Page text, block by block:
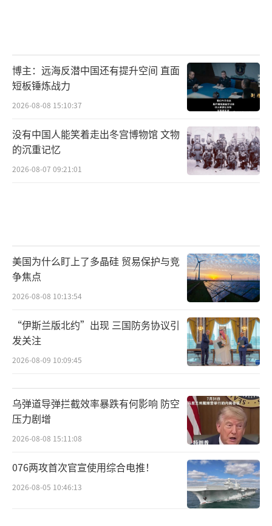
博主：远海反潜中国还有提升空间 直面
短板锤炼战力
2026-08-08 15:10:37
没有中国人能笑着走出冬宫博物馆 文物
的沉重记忆
2026-08-07 09:21:01
美国为什么盯上了多晶硅 贸易保护与竞
争焦点
2026-08-08 10:13:54
“伊斯兰版北约”出现 三国防务协议引
发关注
2026-08-09 10:09:45
乌弹道导弹拦截效率暴跌有何影响 防空
压力剧增
2026-08-08 15:11:08
076两攻首次官宣使用综合电推！
2026-08-05 10:46:13